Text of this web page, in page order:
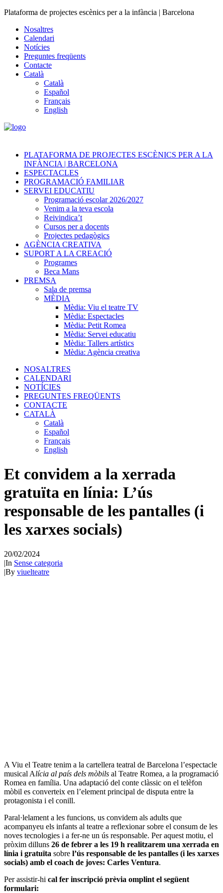
Plataforma de projectes escènics per a la infància | Barcelona
Nosaltres
Calendari
Notícies
Preguntes freqüents
Contacte
Català
Català
Español
Français
English
PLATAFORMA DE PROJECTES ESCÈNICS PER A LA
INFÀNCIA | BARCELONA
ESPECTACLES
PROGRAMACIÓ FAMILIAR
SERVEI EDUCATIU
Programació escolar 2026/2027
Venim a la teva escola
Reivindica’t
Cursos per a docents
Projectes pedagògics
AGÈNCIA CREATIVA
SUPORT A LA CREACIÓ
Programes
Beca Mans
PREMSA
Sala de premsa
MÈDIA
Mèdia: Viu el teatre TV
Mèdia: Espectacles
Mèdia: Petit Romea
Mèdia: Servei educatiu
Mèdia: Tallers artístics
Mèdia: Agència creativa
NOSALTRES
CALENDARI
NOTÍCIES
PREGUNTES FREQÜENTS
CONTACTE
CATALÀ
Català
Español
Français
English
Et convidem a la xerrada
gratuïta en línia: L’ús
responsable de les pantalles (i
les xarxes socials)
20/02/2024
|In Sense categoria
|By viuelteatre
A Viu el Teatre tenim a la cartellera teatral de Barcelona l’espectacle
musical Alícia al país dels mòbils al Teatre Romea, a la programació
Romea en família. Una adaptació del conte clàssic on el telèfon
mòbil es converteix en l’element principal de disputa entre la
protagonista i el conill.
Paral·lelament a les funcions, us convidem als adults que
acompanyeu els infants al teatre a reflexionar sobre el consum de les
noves tecnologies i a fer-ne un ús responsable. Per aquest motiu, el
pròxim dilluns 26 de febrer a les 19 h realitzarem una xerrada en
línia i gratuïta sobre l’ús responsable de les pantalles (i les xarxes
socials) amb el coach de joves: Carles Ventura.
Per assistir-hi cal fer inscripció prèvia omplint el següent
formulari: